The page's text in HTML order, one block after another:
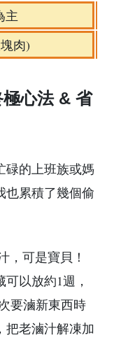
主
肉)
極心法 & 省
碌的上班族或媽
也累積了幾個偷
，可是寶貝！
以放約1週，
要滷新東西時
把老滷汁解凍加